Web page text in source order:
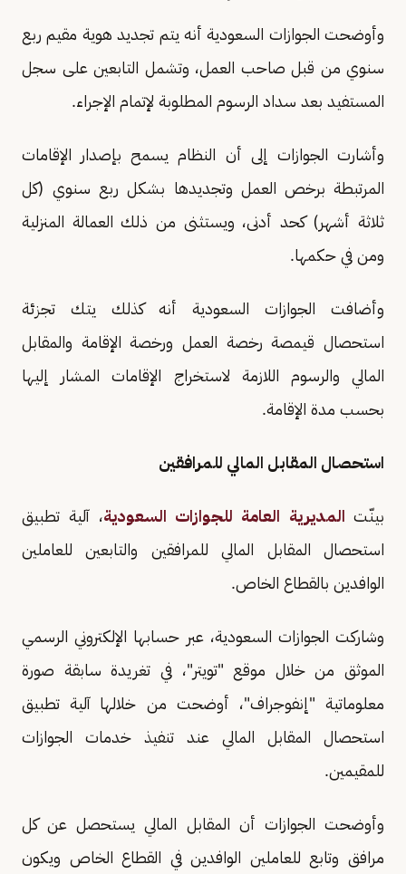
وأوضحت الجوازات السعودية أنه يتم تجديد هوية مقيم ربع
سنوي من قبل صاحب العمل، وتشمل التابعين على سجل
المستفيد بعد سداد الرسوم المطلوبة لإتمام الإجراء.
وأشارت الجوازات إلى أن النظام يسمح بإصدار الإقامات
المرتبطة برخص العمل وتجديدها بشكل ربع سنوي (كل
ثلاثة أشهر) كحد أدنى، ويستثنى من ذلك العمالة المنزلية
ومن في حكمها.
وأضافت الجوازات السعودية أنه كذلك يتك تجزئة
استحصال قيمصة رخصة العمل ورخصة الإقامة والمقابل
المالي والرسوم اللازمة لاستخراج الإقامات المشار إليها
بحسب مدة الإقامة.
استحصال المقابل المالي للمرافقين
بينّت المديرية العامة للجوازات السعودية، آلية تطبيق
استحصال المقابل المالي للمرافقين والتابعين للعاملين
الوافدين بالقطاع الخاص.
وشاركت الجوازات السعودية، عبر حسابها الإلكتروني الرسمي
الموثق من خلال موقع "تويتر"، في تغريدة سابقة صورة
معلوماتية "إنفوجراف"، أوضحت من خلالها آلية تطبيق
استحصال المقابل المالي عند تنفيذ خدمات الجوازات
للمقيمين.
وأوضحت الجوازات أن المقابل المالي يستحصل عن كل
مرافق وتابع للعاملين الوافدين في القطاع الخاص ويكون